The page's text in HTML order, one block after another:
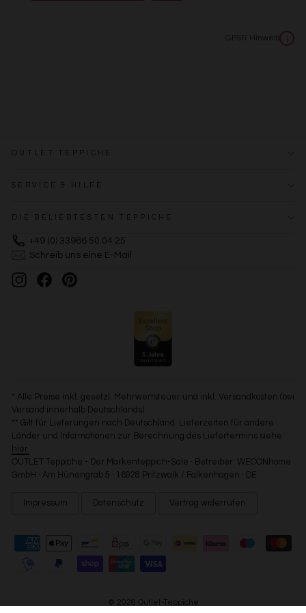
GPSR Hinweis i
OUTLET TEPPICHE
SERVICE & HILFE
DIE BELIEBTESTEN TEPPICHE
+49 (0) 33986 50 04 25
Schreib uns eine E-Mail
InstagramFacebookPinterest
* Alle Preise inkl. gesetzl. Mehrwertsteuer und inkl. Versandkosten (bei
Versand innerhalb Deutschlands).
** Gilt für Lieferungen nach Deutschland. Lieferzeiten für andere
Länder und Informationen zur Berechnung des Liefertermins siehe
hier.
OUTLET Teppiche - Der Markenteppich-Sale · Betreiber: WECONhome
GmbH · Am Hünengrab 5 · 16928 Pritzwalk / Falkenhagen · DE
Impressum Datenschutz Vertrag widerrufen
© 2026 Outlet-Teppiche
Endgeräteeigenschaften zur Identifikation aktiv abfragen